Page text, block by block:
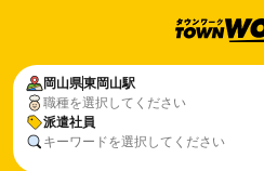
岡山県東岡山駅
職種を選択してください
派遣社員
キーワードを選択してください